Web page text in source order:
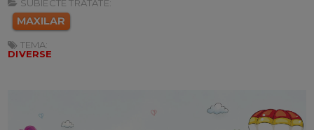
SUBIECTE TRATATE:
MAXILAR
TEMA:
DIVERSE